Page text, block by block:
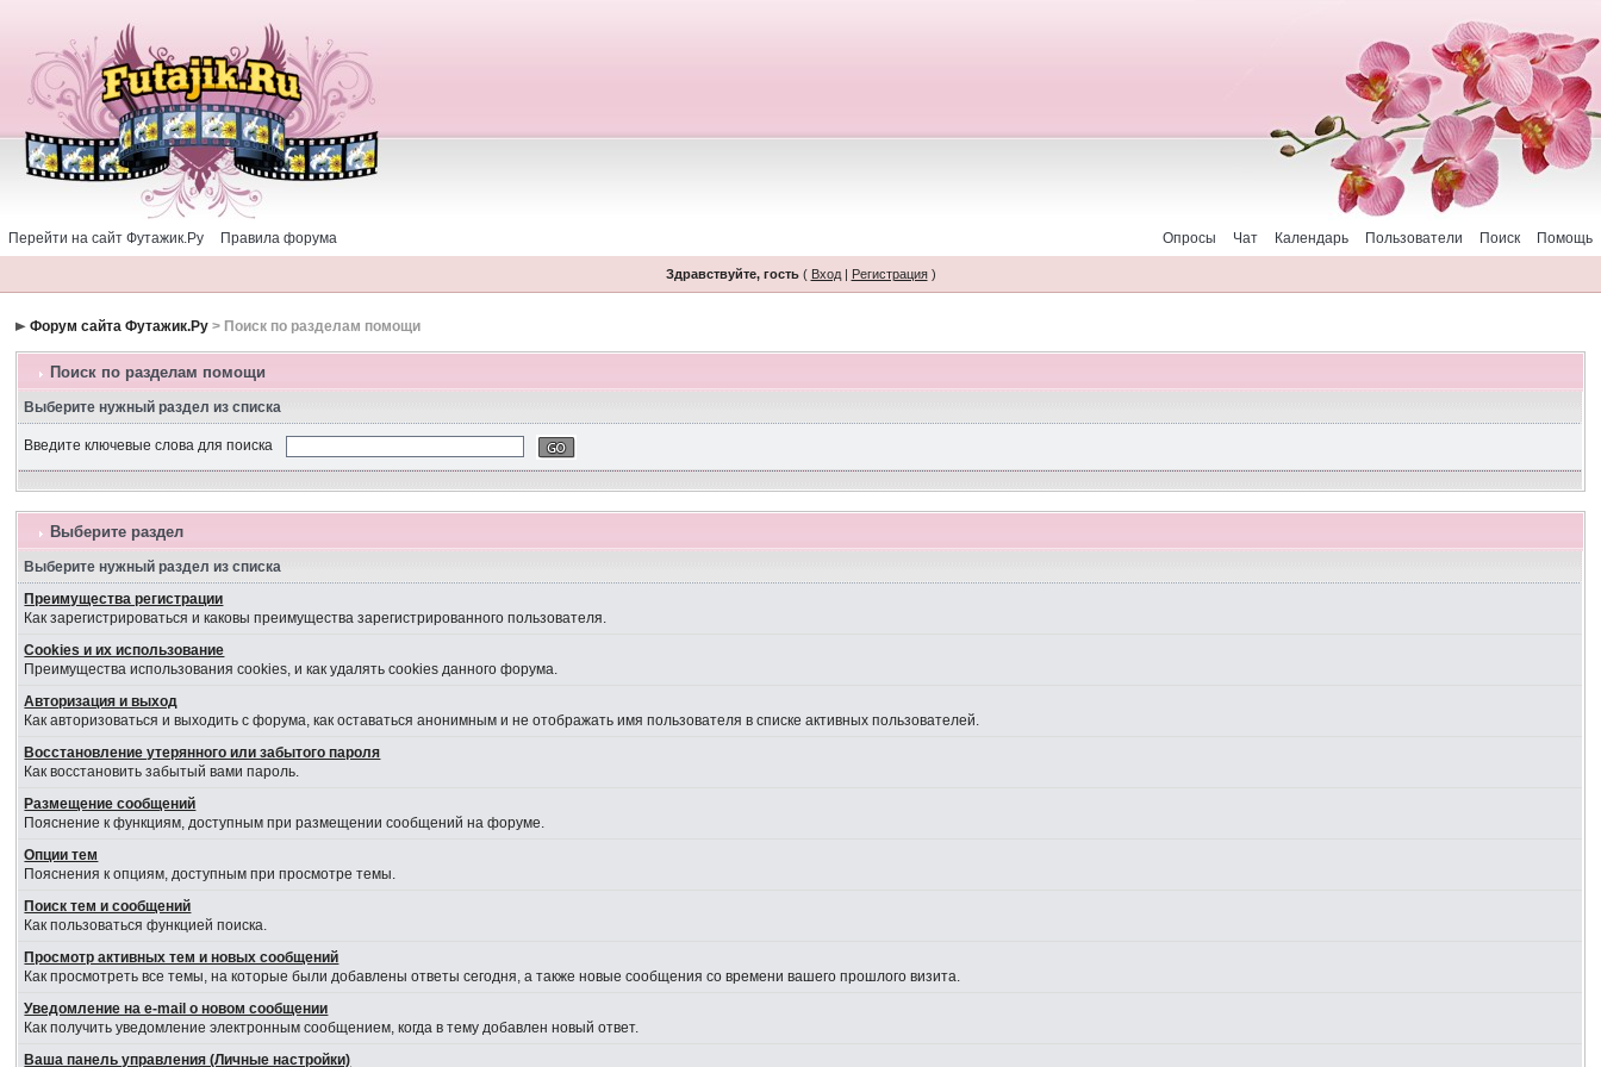
Перейти на сайт Футажик.Ру Правила форума Помощь
Поиск
Пользователи
Календарь
Чат
Опросы
Здравствуйте, гость( Вход| Регистрация)
Форум сайта Футажик.Ру > Поиск по разделам помощи
Поиск по разделам помощи
Выберите нужный раздел из списка
Введите ключевые слова для поиска
Выберите раздел
Выберите нужный раздел из списка
Преимущества регистрации
Как зарегистрироваться и каковы преимущества зарегистрированного пользователя.
Cookies и их использование
Преимущества использования cookies, и как удалять cookies данного форума.
Авторизация и выход
Как авторизоваться и выходить с форума, как оставаться анонимным и не отображать имя пользователя в списке активных пользователей.
Восстановление утерянного или забытого пароля
Как восстановить забытый вами пароль.
Размещение сообщений
Пояснение к функциям, доступным при размещении сообщений на форуме.
Опции тем
Пояснения к опциям, доступным при просмотре темы.
Поиск тем и сообщений
Как пользоваться функцией поиска.
Просмотр активных тем и новых сообщений
Как просмотреть все темы, на которые были добавлены ответы сегодня, а также новые сообщения со времени вашего прошлого визита.
Уведомление на е-mail о новом сообщении
Как получить уведомление электронным сообщением, когда в тему добавлен новый ответ.
Ваша панель управления (Личные настройки)